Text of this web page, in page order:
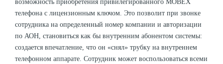
возможность приобретения привилегированного MOBEX
телефона с лицензионным ключом. Это позволит при звонке
сотрудника на определенный номер компании и авторизации
по АОН, становиться как бы внутренним абонентом системы:
создается впечатление, что он «снял» трубку на внутреннем
телефонном аппарате. Сотрудник может воспользоваться всеми